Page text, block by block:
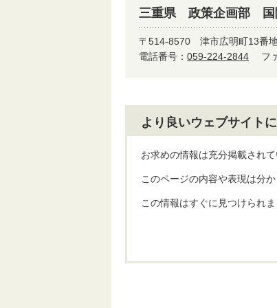
三重県 政策企画部 国
〒514-8570 津市広明町13番
電話番号： 059-224-2844 フ
より良いウェブサイト
お求めの情報は充分掲載され
このページの内容や表現は分
この情報はすぐに見つけられま